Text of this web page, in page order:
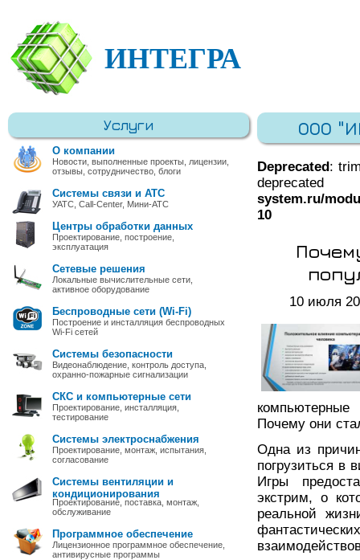
ИНТЕГРА
Услуги
О компании
Новости, выполненные проекты, лицензии,
отзывы, сотрудничество, блоги
Системы связи и АТС
УАТС, Call-Center, Мини-АТС
Центры обработки данных
Проектирование, построение,
эксплуатация
Сетевые решения
Локальные вычислительные сети,
активное оборудование
Беспроводные сети (Wi-Fi)
Построение и инсталляция беспроводных
Wi-Fi сетей
Системы безопасности
Видеонаблюдение, контроль доступа,
охранно-пожарные сигнализации
СКС и компьютерные сети
Проектирование, инсталляция,
тестирование
Системы электроснабжения
Проектирование, монтаж, испытания,
согласование
Системы вентиляции и
кондиционирования
Проектирование, поставка, монтаж,
обслуживание
Программное обеспечение
Лицензионное программное обеспечение,
антивирусные программы
ООО
Deprecated:
system.ru/
10
10 июля
Почему они
Одна из
погрузиться в
Игры
экстрим, о
реальной